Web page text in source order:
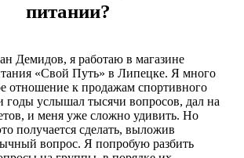
питании?
Демидов, я работаю в магазине
«Свой Путь» в Липецке. Я много
отношение к продажам спортивного
годы услышал тысячи вопросов, дал на
и меня уже сложно удивить. Но
получается сделать, выложив
вопрос. Я попробую разбить